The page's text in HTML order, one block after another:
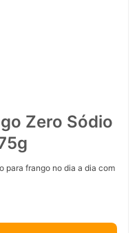
Zero Sódio
para frango no dia a dia com